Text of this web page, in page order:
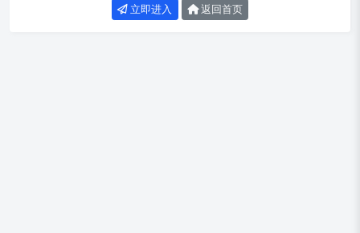
立即进入 返回首页